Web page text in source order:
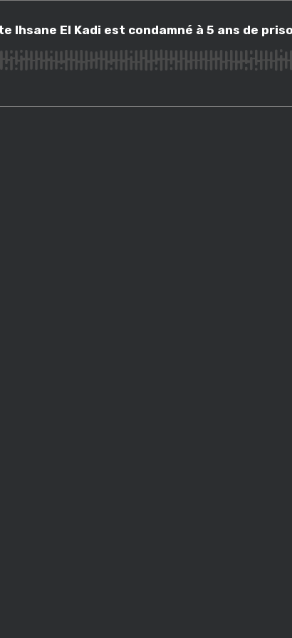
El Kadi est condamné à 5 ans de prison
Ihsane El Kadi est condamné à 5 ans de